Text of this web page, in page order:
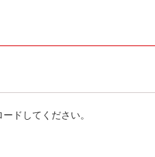
ドしてください。